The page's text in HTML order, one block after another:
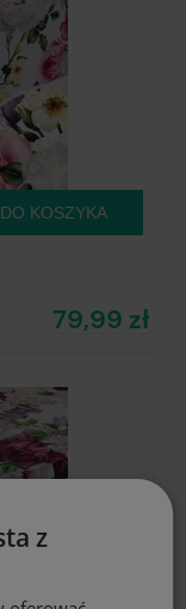
79,99 zł
DO KOSZYKA
z